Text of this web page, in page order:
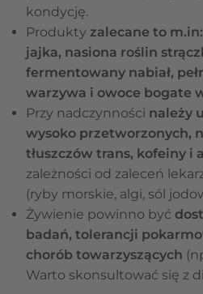
kondycję.
Produkty zalecane to
jajka, nasiona roślin
fermentowany nabiał,
warzywa i owoce bogate
Przy nadczynności należy
wysoko przetworzonych,
tłuszczów trans, kofeiny i
zależności od zaleceń
(ryby morskie, algi, sól
Żywienie powinno być
badań, tolerancji
chorób towarzyszących
Warto skonsultować się z